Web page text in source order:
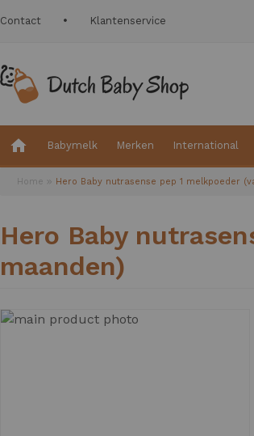
Contact Klantenservice
Babymelk Merken International
Home Hero Baby nutrasense pep 1 melkpoeder
Hero Baby
maanden)
Ga